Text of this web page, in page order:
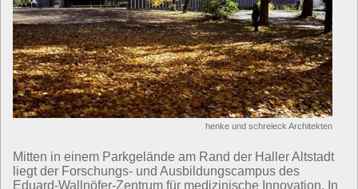
henke und schreieck Architekten
Mitten in einem Parkgelände am Rand der Haller Altstadt
liegt der Forschungs- und Ausbildungscampus des
Eduard-Wallnöfer-Zentrum für medizinische Innovation. In